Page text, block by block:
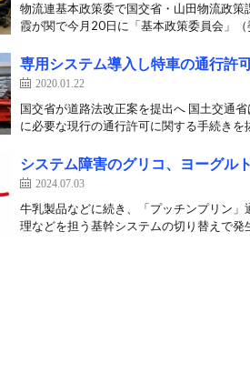
物流連基本政策委で国交省・山田物流政
霞が関で今月20日に「基本政策委員会」
専用システム導入し特車の通行許
2020.01.22
国交省が道路法改正案を提出へ 国土交通
に必要な現行の通行許可に関する手続きを
システム障害のグリコ、ヨーグル
2024.07.03
牛乳製品などに続き、「プッチンプリン
理などを担う基幹システムの切り替えで発